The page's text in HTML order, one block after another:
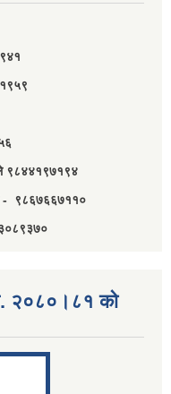
९८४४१९७१९४
- ९८६७६६७११०
२०८०।८१ को